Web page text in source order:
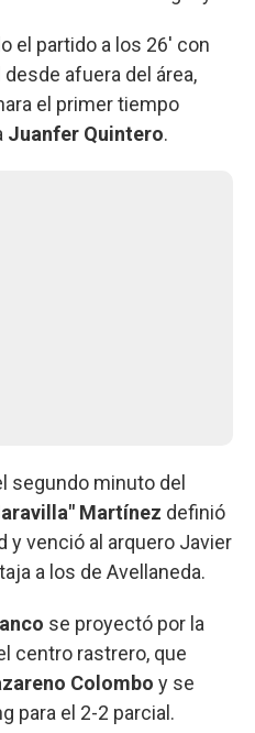
el partido a los 26' con
desde afuera del área,
el primer tiempo
Juanfer Quintero.
segundo minuto del
Martínez definió
y venció al arquero Javier
a los de Avellaneda.
se proyectó por la
centro rastrero, que
Colombo y se
para el 2-2 parcial.